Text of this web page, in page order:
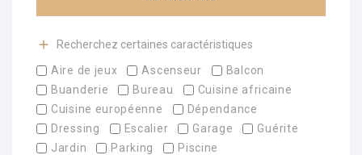
Recherchez certaines caractéristiques
Aire de jeux
Ascenseur
Balcon
Buanderie
Bureau
Cuisine africaine
Cuisine européenne
Dépendance
Dressing
Escalier Garage
Guérite
Jardin
Parking
Piscine